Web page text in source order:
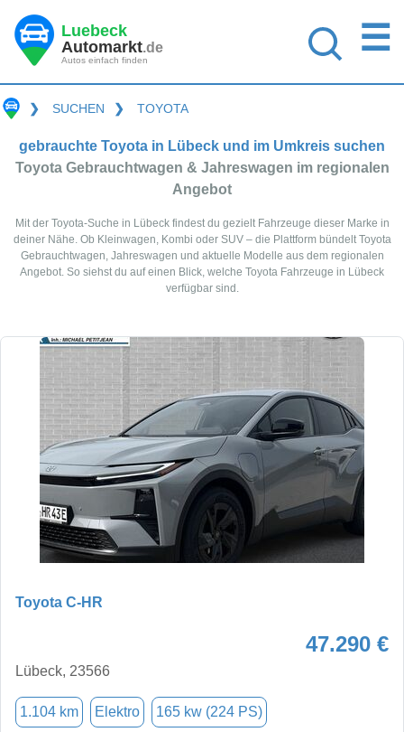
Luebeck
Automarkt.de
Autos einfach finden
☰
❯ SUCHEN ❯ TOYOTA
gebrauchte Toyota in Lübeck und im Umkreis suchen
Toyota Gebrauchtwagen & Jahreswagen im regionalen
Angebot
Mit der Toyota-Suche in Lübeck findest du gezielt Fahrzeuge dieser Marke in
deiner Nähe. Ob Kleinwagen, Kombi oder SUV – die Plattform bündelt Toyota
Gebrauchtwagen, Jahreswagen und aktuelle Modelle aus dem regionalen
Angebot. So siehst du auf einen Blick, welche Toyota Fahrzeuge in Lübeck
verfügbar sind.
Toyota C-HR
47.290 €
Lübeck, 23566
1.104 km Elektro 165 kw (224 PS)